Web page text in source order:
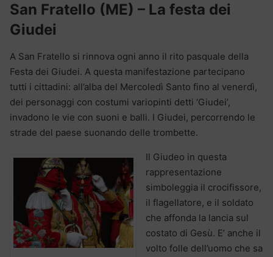
San Fratello (ME) – La festa dei
Giudei
A San Fratello si rinnova ogni anno il rito pasquale della
Festa dei Giudei. A questa manifestazione partecipano
tutti i cittadini: all’alba del Mercoledì Santo fino al venerdì,
dei personaggi con costumi variopinti detti ‘Giudei’,
invadono le vie con suoni e balli. I Giudei, percorrendo le
strade del paese suonando delle trombette.
Il Giudeo in questa
rappresentazione
simboleggia il crocifissore,
il flagellatore, e il soldato
che affonda la lancia sul
costato di Gesù. E’ anche il
volto folle dell’uomo che sa